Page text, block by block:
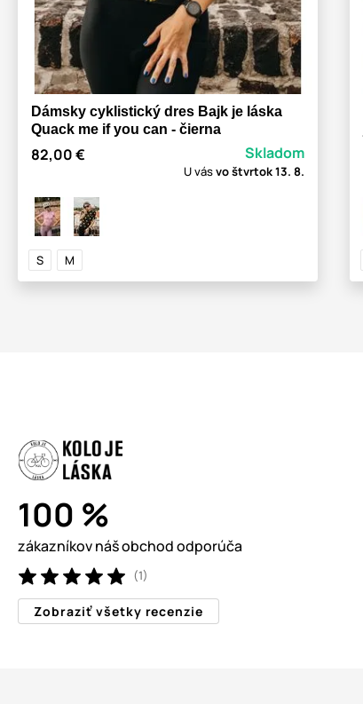
Dámsky cyklistický dres Bajk je láska
Quack me if you can - čierna
82,00 € Skladom
U vásvo štvrtok13. 8.
S M
100 %
zákazníkov náš obchod odporúča
(1)
Zobraziť všetky recenzie